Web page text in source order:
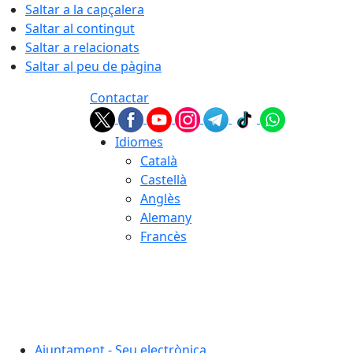
Saltar a la capçalera
Saltar al contingut
Saltar a relacionats
Saltar al peu de pàgina
Contactar
Idiomes
Català
Castellà
Anglès
Alemany
Francès